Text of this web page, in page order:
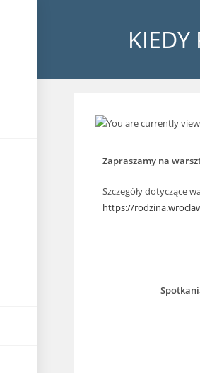
Zapraszamy na
Szczegóły dotyczące
https://